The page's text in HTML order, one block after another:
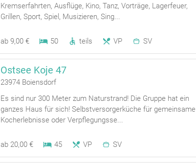
Kremserfahrten, Ausflüge, Kino, Tanz, Vorträge, Lagerfeuer,
Grillen, Sport, Spiel, Musizieren, Sing...
ab 9,00 € 50 teils VP SV
Ostsee Koje 47
23974 Boiensdorf
Es sind nur 300 Meter zum Naturstrand! Die Gruppe hat ein
ganzes Haus für sich! Selbstversorgerküche für gemeinsame
Kocherlebnisse oder Verpflegungsse...
ab 20,00 € 45 VP SV